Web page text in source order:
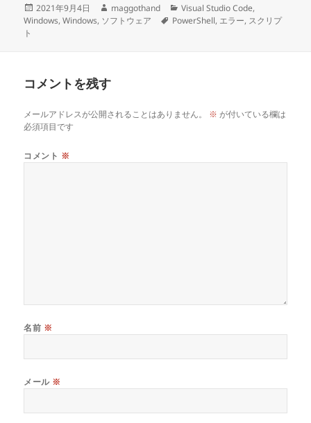
投
稿
2021年9月4日
作
成
maggothand
カ
テ
Visual Studio Code,
Windows,Windows, ソフトウェア
タ
PowerShell, エラー, スクリプ
ト
コメントを残す
メールアドレスが公開されることはありません。 ※ が付いている欄は
必須項目です
コメント ※
名前 ※
メール ※